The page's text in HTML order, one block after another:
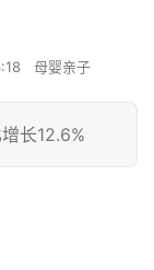
母婴亲子
长12.6%